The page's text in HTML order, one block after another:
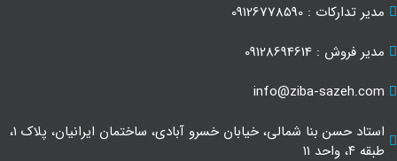
مدیر تدارکات : 09126778590
مدیر فروش : 09128694614
info@ziba-sazeh.com
استاد حسن بنا شمالی، خیابان خسرو آبادی، ساختمان ایرانیان، پلاک ۱،
طبقه ۴، واحد ۱۱